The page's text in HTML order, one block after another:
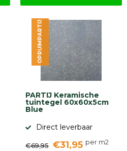
PARTIJ Keramische
tuintegel 60x60x5cm
Blue
Direct leverbaar
€69,95 €31,95 per m2
OPRUIMPARTIJ